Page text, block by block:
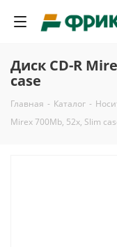
Диск CD-R
case
Главная - Каталог -
Mirex 700Mb, 52x, Slim